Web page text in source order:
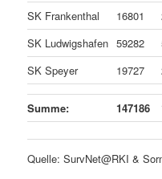
SK Frankenthal 16801
SK Ludwigshafen 59282
SK Speyer
19727
Summe: 147186
Quelle: SurvNet@RKI &